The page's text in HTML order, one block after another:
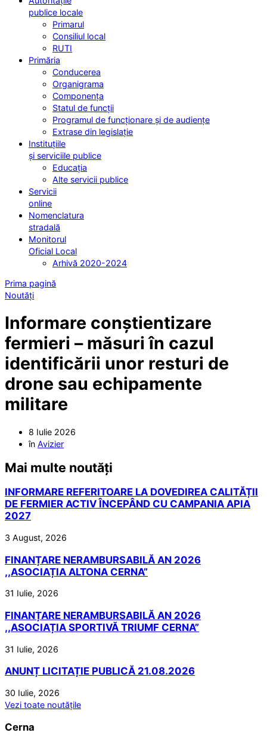
publice locale
Primarul
Consiliul local
RUTI
Primăria
Conducerea
Organigrama
Componența
Statul de funcții
Programul de funcționare și de audiențe
Extrase din legislație
Instituțiile
și serviciile publice
Educația
Alte servicii publice
Servicii
online
Nomenclatura
stradală
Monitorul
Oficial Local
Arhivă 2020-2024
Prima pagină
Noutăți
Informare conștientizare
fermieri – măsuri în cazul
identificării unor resturi de
drone sau echipamente
militare
8 Iulie 2026
în Avizier
Mai multe noutăți
INFORMARE REFERITOARE LA DOVEDIREA CALITĂȚII
DE FERMIER ACTIV ÎNCEPÂND CU CAMPANIA APIA
2027
3 August, 2026
FINANȚARE NERAMBURSABILĂ AN 2026
,,ASOCIAȚIA ALTONA CERNA”
31 Iulie, 2026
FINANȚARE NERAMBURSABILĂ AN 2026
,,ASOCIAȚIA SPORTIVĂ TRIUMF CERNA”
31 Iulie, 2026
ANUNȚ LICITAȚIE PUBLICĂ 21.08.2026
30 Iulie, 2026
Vezi toate noutățile
Cerna